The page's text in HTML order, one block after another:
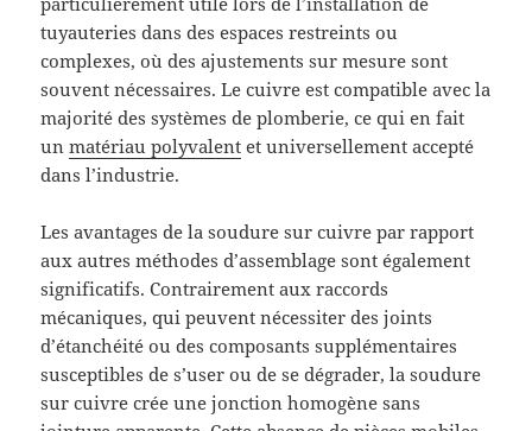
tuyauteries dans des espaces restreints ou
complexes, où des ajustements sur mesure sont
souvent nécessaires. Le cuivre est compatible avec la
majorité des systèmes de plomberie, ce qui en fait
unmatériau polyvalent et universellement accepté
dans l’industrie.
Les avantages de la soudure sur cuivre par rapport
aux autres méthodes d’assemblage sont également
significatifs. Contrairement aux raccords
mécaniques, qui peuvent nécessiter des joints
d’étanchéité ou des composants supplémentaires
susceptibles de s’user ou de se dégrader, la soudure
sur cuivre crée une jonction homogène sans